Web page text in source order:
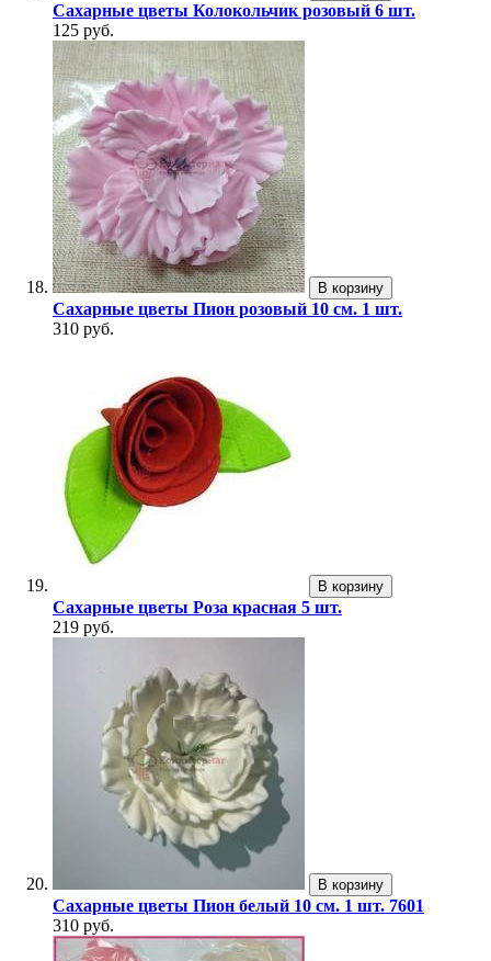
Сахарные цветы Колокольчик розовый 6 шт.
125 руб.
В корзину
Сахарные цветы Пион розовый 10 см. 1 шт.
310 руб.
В корзину
Сахарные цветы Роза красная 5 шт.
219 руб.
В корзину
Сахарные цветы Пион белый 10 см. 1 шт. 7601
310 руб.